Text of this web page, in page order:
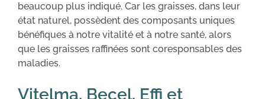
beaucoup plus indiqué. Car les graisses, dans leur
état naturel, possèdent des composants uniques
bénéfiques à notre vitalité et à notre santé, alors
que les graisses raffinées sont coresponsables des
maladies.
Vitelma, Becel, Effi et